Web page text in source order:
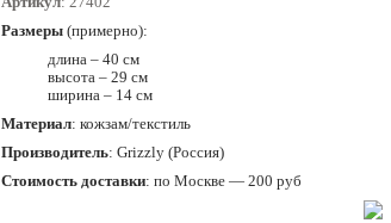
Размеры (примерно):
длина – 40 см
высота – 29 см
ширина – 14 см
Материал: кожзам/текстиль
Производитель: Grizzly (Россия)
Стоимость доставки: по Москве — 200 руб